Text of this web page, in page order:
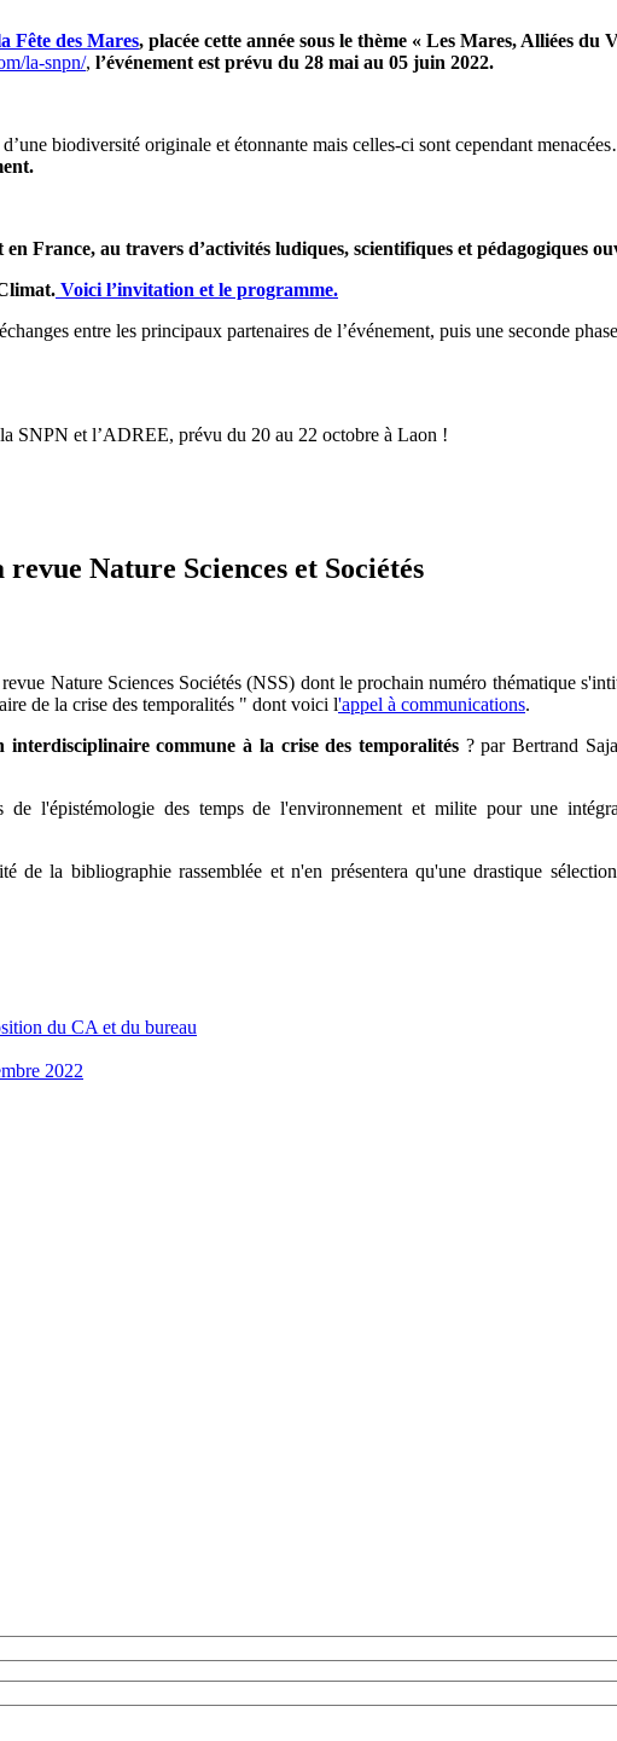
Fête des Mares, placée cette année sous le thème « Les Mares, Alliées du
la-snpn/, l’événement est prévu du 28 mai au 05 juin 2022.
biodiversité originale et étonnante mais celles-ci sont cependant
France, au travers d’activités ludiques, scientifiques et pédagogiques
Voici l’invitation et le programme.
entre les principaux partenaires de l’événement, puis une seconde
SNPN et l’ADREE, prévu du 20 au 22 octobre à Laon !
Nature Sciences et Sociétés
Nature Sciences Sociétés (NSS) dont le prochain numéro thématique
de la crise des temporalités " dont voici l'appel à communications.
interdisciplinaire commune à la crise des temporalités? par Bertrand
l'épistémologie des temps de l'environnement et milite pour une
la bibliographie rassemblée et n'en présentera qu'une drastique
du CA et du bureau
2022